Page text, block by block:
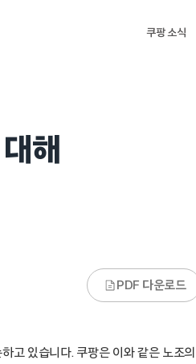
쿠팡 소식
해
PDF 다운로드
고 있습니다. 쿠팡은 이와 같은 노조의